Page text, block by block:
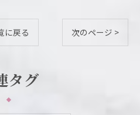
に戻る 次のページ >
タグ